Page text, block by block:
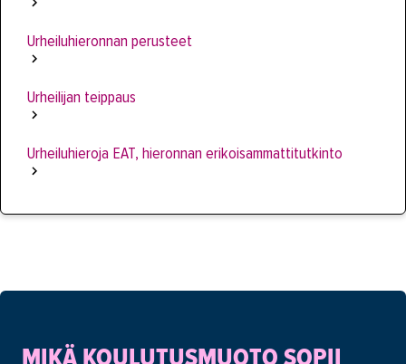
Urheiluhieronnan perusteet
Urheilijan teippaus
Urheiluhieroja EAT, hieronnan erikoisammattitutkinto